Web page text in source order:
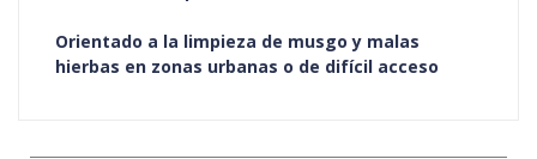
Orientado a la limpieza de musgo y malas
hierbas en zonas urbanas o de difícil acceso